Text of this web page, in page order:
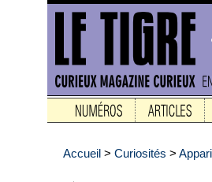
Accueil > Curiosités >